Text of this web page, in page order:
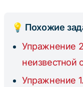
💡 Похожие
Упражнение
неизвестной
Упражнение